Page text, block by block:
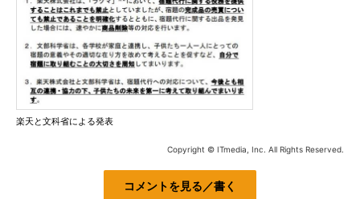
楽天と文科省による発表
Copyright © ITmedia, Inc. All Rights Reserved.
コメントを見る／書く